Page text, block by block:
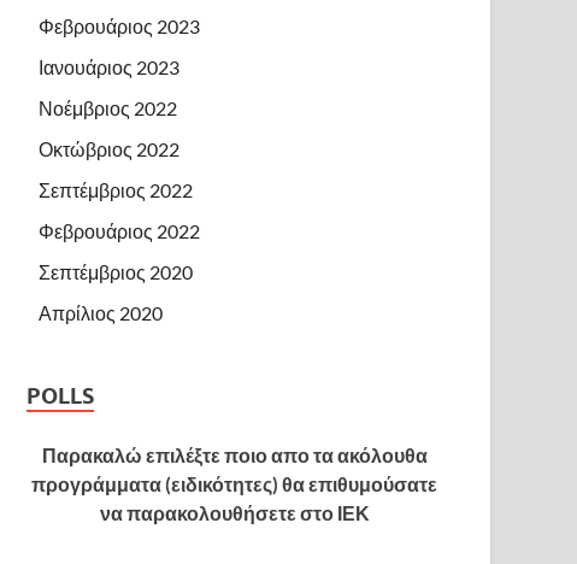
Φεβρουάριος 2023
Ιανουάριος 2023
Νοέμβριος 2022
Οκτώβριος 2022
Σεπτέμβριος 2022
Φεβρουάριος 2022
Σεπτέμβριος 2020
Απρίλιος 2020
POLLS
Παρακαλώ επιλέξτε ποιο απο τα ακόλουθα
προγράμματα (ειδικότητες) θα επιθυμούσατε
να παρακολουθήσετε στο ΙΕΚ